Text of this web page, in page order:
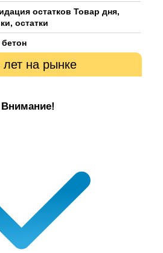
остатков Товар дня,
остатки
лет на рынке
Внимание!